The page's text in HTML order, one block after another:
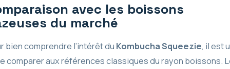
avec les boissons
du marché
bien comprendre l’intérêt du Kombucha Squeezie, il est
comparer aux références classiques du rayon boissons.